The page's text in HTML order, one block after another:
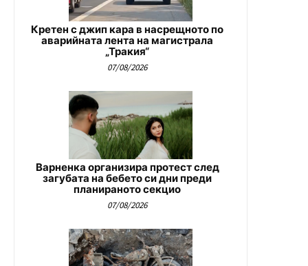
Кретен с джип кара в насрещното по
аварийната лента на магистрала
„Тракия“
07/08/2026
Варненка организира протест след
загубата на бебето си дни преди
планираното секцио
07/08/2026